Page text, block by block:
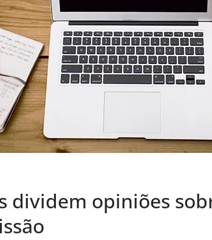
dividem opiniões